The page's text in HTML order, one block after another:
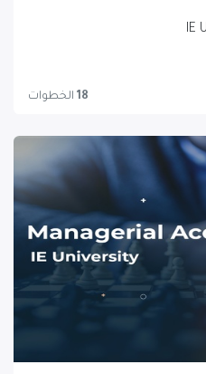
IE
18 الخطوات